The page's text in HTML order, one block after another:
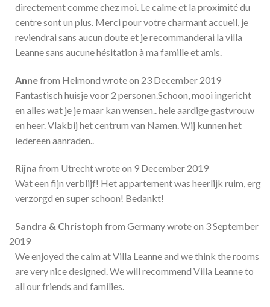
directement comme chez moi. Le calme et la proximité du
centre sont un plus. Merci pour votre charmant accueil, je
reviendrai sans aucun doute et je recommanderai la villa
Leanne sans aucune hésitation à ma famille et amis.
Annefrom Helmond wrote on 23 December 2019
Fantastisch huisje voor 2 personen.Schoon, mooi ingericht
en alles wat je je maar kan wensen.. hele aardige gastvrouw
en heer. Vlakbij het centrum van Namen. Wij kunnen het
iedereen aanraden..
Rijna from Utrechtwrote on 9 December 2019
Wat een fijn verblijf! Het appartement was heerlijk ruim, erg
verzorgd en super schoon! Bedankt!
Sandra & Christoph from Germanywrote on 3 September
2019
We enjoyed the calm at Villa Leanne and we think the rooms
are very nice designed. We will recommend Villa Leanne to
all our friends and families.